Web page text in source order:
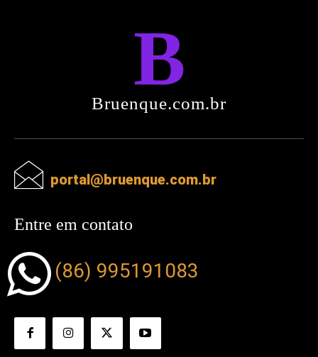
B
Bruenque.com.br
portal@bruenque.com.br
Entre em contato
(86) 995191083